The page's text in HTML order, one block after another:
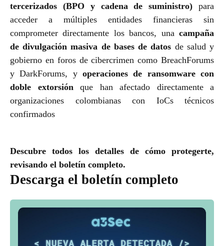
tercerizados (BPO y cadena de suministro) para
acceder a múltiples entidades financieras sin
comprometer directamente los bancos, una campaña
de divulgación masiva de bases de datos de salud y
gobierno en foros de cibercrimen como BreachForums
y DarkForums, y operaciones de ransomware con
doble extorsión que han afectado directamente a
organizaciones colombianas con IoCs técnicos
confirmados
Descubre todos los detalles de cómo protegerte,
revisando el boletín completo.
Descarga el boletín completo